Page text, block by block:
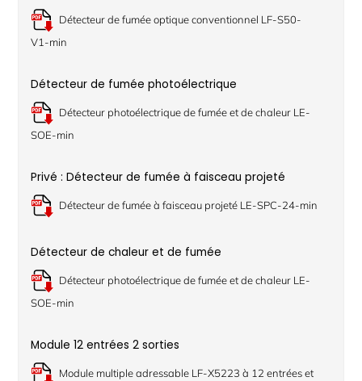
Détecteur de fumée optique conventionnel LF-S50-
V1-min
Détecteur de fumée photoélectrique
Détecteur photoélectrique de fumée et de chaleur LE-
SOE-min
Privé : Détecteur de fumée à faisceau projeté
Détecteur de fumée à faisceau projeté LE-SPC-24-min
Détecteur de chaleur et de fumée
Détecteur photoélectrique de fumée et de chaleur LE-
SOE-min
Module 12 entrées 2 sorties
Module multiple adressable LF-X5223 à 12 entrées et